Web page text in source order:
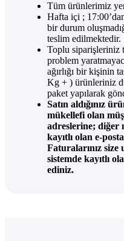
Tüm ürünlerimiz
Hafta içi ;
bir durum
teslim edilmektedir.
Toplu siparişleriniz
problem
ağırlığı bir kişinin
Kg + ) ürünleriniz
paket yapılarak
Satın aldığınız
mükellefi olan
adreslerine; diğer
kayıtlı olan e-
Faturalarınız
sistemde kayıtlı
ediniz.